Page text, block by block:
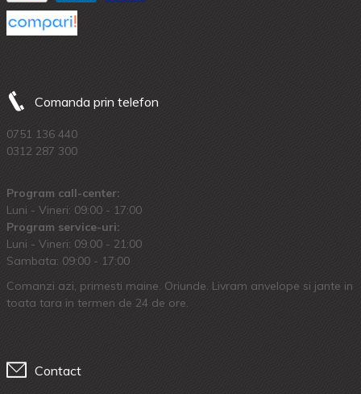
Comanda prin telefon
0751 136 440
0312 287 300
Program call-center:
Luni - Vineri: 09:00 - 17:00
Program service-uri:
Luni - Vineri: 09.00 - 21:00
Sambata: 09:00 - 17:00
Comanzi azi, primesti maine. Oriunde. Livram anvelope si jante in
toata tara in termen de 24 de ore.
Contact